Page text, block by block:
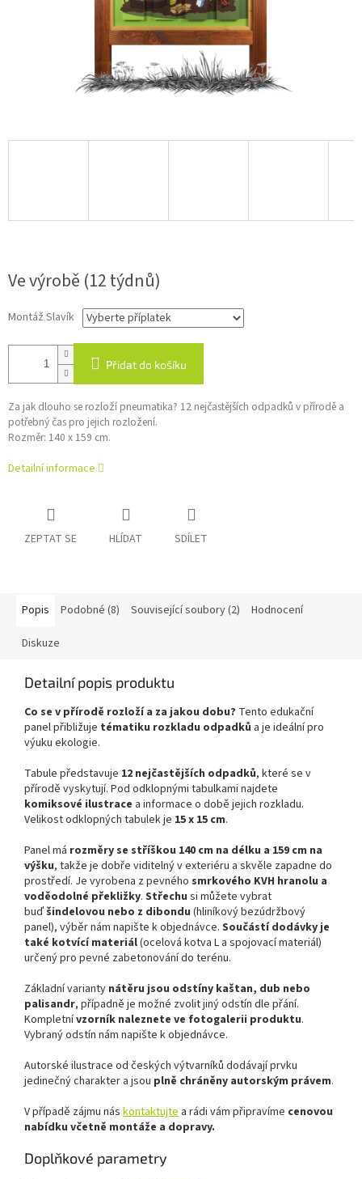
Ve výrobě (12 týdnů)
Montáž Slavík
Přidat do košíku
Za jak dlouho se rozloží pneumatika? 12 nejčastějších odpadků v přírodě a
potřebný čas pro jejich rozložení.
Rozměr: 140 x 159 cm.
Detailní informace
ZEPTAT SE HLÍDAT SDÍLET
Popis Podobné (8) Související soubory (2) Hodnocení
Diskuze
Detailní popis produktu
Co se v přírodě rozloží a za jakou dobu? Tento edukační
panel přibližuje tématiku rozkladu odpadků a je ideální pro
výuku ekologie.
Tabule představuje 12 nejčastějších odpadků, které se v
přírodě vyskytují. Pod odklopnými tabulkami najdete
komiksové ilustrace a informace o době jejich rozkladu.
Velikost odklopných tabulek je 15 x 15 cm.
Panel má rozměry se stříškou 140 cm na délku a 159 cm na
výšku, takže je dobře viditelný v exteriéru a skvěle zapadne do
prostředí. Je vyrobena z pevného smrkového KVH hranolu a
voděodolné překližky. Střechu si můžete vybrat
buďšindelovou nebo z dibondu (hliníkový bezúdržbový
panel), výběr nám napište k objednávce. Součástí dodávky je
také kotvící materiál(ocelová kotva L a spojovací materiál)
určený pro pevné zabetonování do terénu.
Základní varianty nátěru jsou odstíny kaštan, dub nebo
palisandr, případně je možné zvolit jiný odstín dle přání.
Kompletnívzorník naleznete ve fotogalerii produktu.
Vybraný odstín nám napište k objednávce.
Autorské ilustrace od českých výtvarníků dodávají prvku
jedinečný charakter a jsou plně chráněny autorským právem.
V případě zájmu nás kontaktujte a rádi vám připravíme cenovou
nabídku včetně montáže a dopravy.
Doplňkové parametry